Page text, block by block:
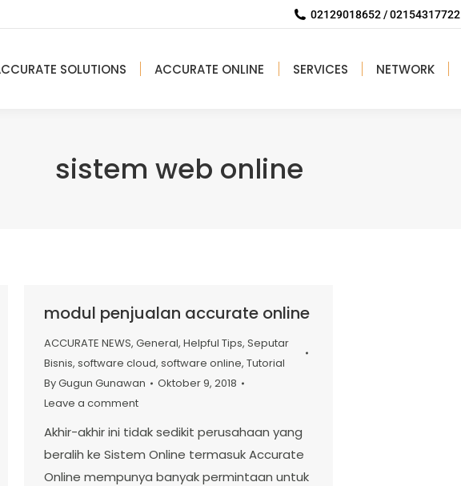
02129018652 / 02154317722
SOLUTIONS ACCURATE ONLINE SERVICES NETWORK
sistem web online
modul penjualan accurate online
ACCURATE NEWS, General, Helpful Tips, Seputar
Bisnis, software cloud, software online, Tutorial
ByGugun Gunawan
Oktober 9, 2018
Leave a comment
Akhir-akhir ini tidak sedikit perusahaan yang
beralih ke Sistem Online termasuk Accurate
Online mempunya banyak permintaan untuk